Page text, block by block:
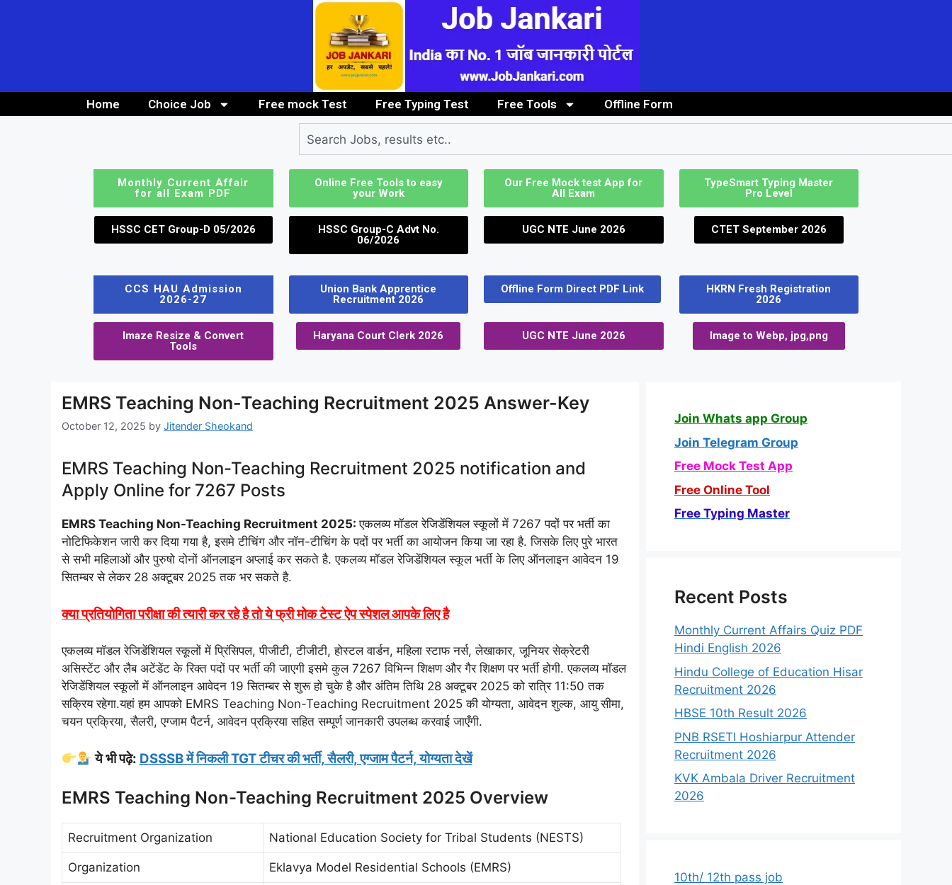
Home Choice Job
Clerk / Steno Job
Free mock Test Free Typing Test Free Tools Offline Form
Monthly Current Affair
for all Exam PDF
Online Free Tools to easy
your Work
Our Free Mock test App for
All Exam
TypeSmart Typing Master
Pro Level
HSSC CET Group-D 05/2026
HSSC Group-C Advt No.
06/2026
UGC NTE June 2026 CTET September 2026
CCS HAU Admission
2026-27
Union Bank Apprentice
Recruitment 2026
Offline Form Direct PDF Link
HKRN Fresh Registration
2026
Imaze Resize & Convert
Tools
Haryana Court Clerk 2026 UGC NTE June 2026 Image to Webp, jpg,png
EMRS Teaching Non-Teaching Recruitment 2025 Answer-Key
October 12, 2025 by Jitender Sheokand
EMRS Teaching Non-Teaching Recruitment 2025 notification and
Apply Online for 7267 Posts
EMRS Teaching Non-Teaching Recruitment 2025:एकलव्य मॉडल रेजिडेंशियल स्कूलों में 7267 पदों पर भर्ती का
नोटिफिकेशन जारी कर दिया गया है, इसमे टीचिंग और नॉन-टीचिंग के पदों पर भर्ती का आयोजन किया जा रहा है. जिसके लिए पुरे भारत
से सभी महिलाओं और पुरुषो दोनों ऑनलाइन अप्लाई कर सकते है. एकलव्य मॉडल रेजिडेंशियल स्कूल भर्ती के लिए ऑनलाइन आवेदन 19
सितम्बर से लेकर 28 अक्टूबर 2025 तक भर सकते है.
क्या प्रतियोगिता परीक्षा की त्यारी कर रहे है तो ये फ्री मोक टेस्ट ऐप स्पेशल आपके लिए है
एकलव्य मॉडल रेजिडेंशियल स्कूलों में प्रिंसिपल, पीजीटी, टीजीटी, होस्टल वार्डन, महिला स्टाफ नर्स, लेखाकार, जूनियर सेक्रेटरी
असिस्टेंट और लैब अटेंडेंट के रिक्त पदों पर भर्ती की जाएगी इसमे कुल 7267 विभिन्न शिक्षण और गैर शिक्षण पर भर्ती होगी. एकलव्य मॉडल
रेजिडेंशियल स्कूलों में ऑनलाइन आवेदन 19 सितम्बर से शुरू हो चुके है और अंतिम तिथि 28 अक्टूबर 2025 को रात्रि 11:50 तक
सक्रिय रहेगा.यहां हम आपको EMRS Teaching Non-Teaching Recruitment 2025 की योग्यता, आवेदन शुल्क, आयु सीमा,
चयन प्रक्रिया, सैलरी, एग्जाम पैटर्न, आवेदन प्रक्रिया सहित सम्पूर्ण जानकारी उपलब्ध करवाई जाएँगी.
ये भी पढ़े: DSSSB में निकली TGT टीचर की भर्ती, सैलरी, एग्जाम पैटर्न, योग्यता देखें
EMRS Teaching Non-Teaching Recruitment 2025 Overview
Recruitment Organization National Education Society for Tribal Students (NESTS)
Organization Eklavya Model Residential Schools (EMRS)
Join Whats app Group
Join Telegram Group
Free Mock Test App
Free Online Tool
Free Typing Master
Recent Posts
Monthly Current Affairs Quiz PDF
Hindi English 2026
Hindu College of Education Hisar
Recruitment 2026
HBSE 10th Result 2026
PNB RSETI Hoshiarpur Attender
Recruitment 2026
KVK Ambala Driver Recruitment
2026
10th/ 12th pass job